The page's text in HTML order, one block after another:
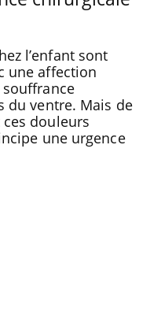
l’enfant sont
une affection
souffrance
du ventre. Mais de
douleurs
une urgence